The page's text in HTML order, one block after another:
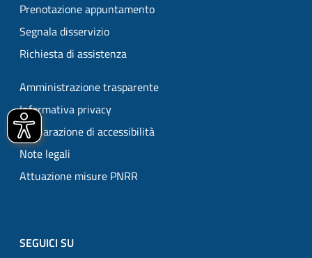
Prenotazione appuntamento
Segnala disservizio
Richiesta di assistenza
Amministrazione trasparente
Informativa privacy
Dichiarazione di accessibilità
Note legali
Attuazione misure PNRR
SEGUICI SU